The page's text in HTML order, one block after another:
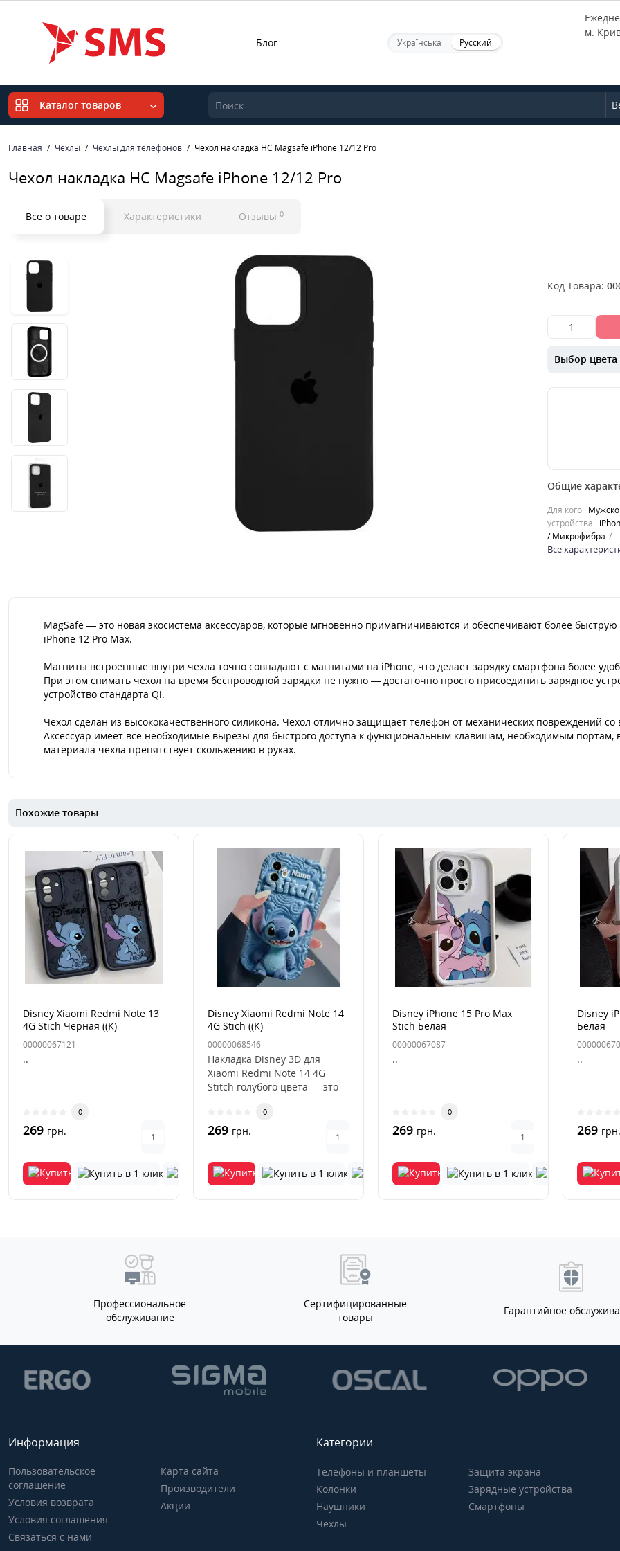
Блог Українська Русский
м.
Каталог товаров
Главная Чехлы Чехлы для телефонов Чехол накладка HC Magsafe iPhone 12/12 Pro
Чехол накладка HC Magsafe iPhone 12/12 Pro
Все о товаре Характеристики Отзывы 0
Код Товара:
Выбор цвета
MagSafe — это
аксессуаров,
более ..
0
Общие
Для кого
устройства
/ Микрофибра
Все
MagSafe — это новая экосистема аксессуаров, которые мгновенно примагничиваются и обеспечивают более
iPhone 12 Pro Max.
Магниты встроенные внутри чехла точно совпадают с магнитами на iPhone, что делает зарядку смартфона более
При этом снимать чехол на время беспроводной зарядки не нужно — достаточно просто присоединить зарядное
устройство стандарта Qi.
Чехол сделан из высококачественного силикона. Чехол отлично защищает телефон от механических повреждений
Аксессуар имеет все необходимые вырезы для быстрого доступа к функциональным клавишам, необходимым
материала чехла препятствует скольжению в руках.
Похожие товары
Disney Xiaomi Redmi Note 13
4G Stich Черная ((K)
00000067121
..
0
269 грн.
Disney Xiaomi Redmi Note 14
4G Stich ((K)
00000068546
Накладка Disney 3D для
Xiaomi Redmi Note 14 4G
Stitch голубого цвета — это
0
269 грн.
Disney iPhone 15 Pro Max
Stich Белая
00000067087
..
0
269 грн.
Disney
Белая
..
269 грн.
Профессиональное
обслуживание
Сертифицированные
товары
Гарантийное
Информация
Пользовательское
соглашение
Условия возврата
Условия соглашения
Связаться с нами
Карта сайта
Производители
Акции
Категории
Телефоны и планшеты
Колонки
Наушники
Чехлы
Защита экрана
Зарядные устройства
Смартфоны